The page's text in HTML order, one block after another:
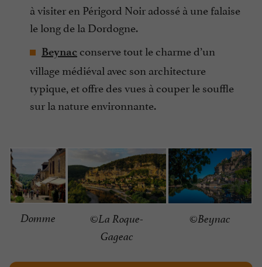
à visiter en Périgord Noir adossé à une falaise
le long de la Dordogne.
Beynac conserve tout le charme d’un
village médiéval avec son architecture
typique, et offre des vues à couper le souffle
sur la nature environnante.
Domme
©La Roque-
Gageac
©Beynac